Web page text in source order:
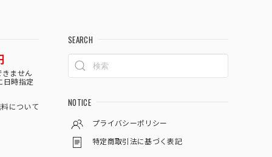
きません
日時指定
について
SEARCH
NOTICE
プライバシーポリシー
特定商取引法に基づく表記